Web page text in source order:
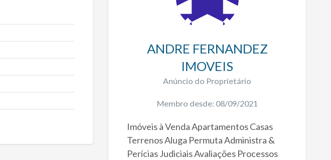
ANDRE FERNANDEZ
IMOVEIS
Anúncio do Proprietário
Membro desde: 08/09/2021
Imóveis à Venda Apartamentos Casas
Terrenos Aluga Permuta Administra &
Perícias Judiciais Avaliações Processos